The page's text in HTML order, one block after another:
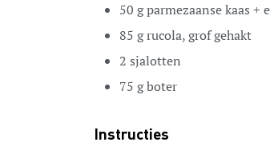
50 gparmezaanse kaas +
85 grucola,grof gehakt
2 sjalotten
75 gboter
Instructies